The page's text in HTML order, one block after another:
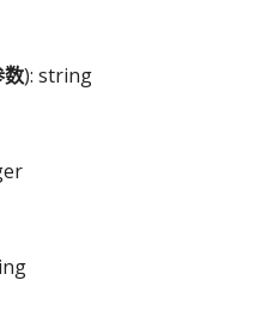
数): string